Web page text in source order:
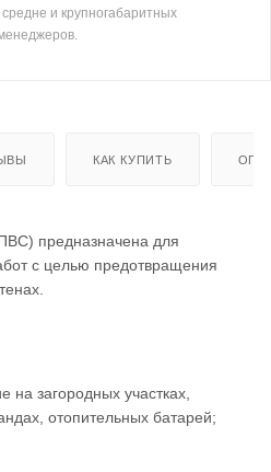
средне и крупногабаритных
КАК КУПИТЬ
предназначена для
с целью предотвращения
на загородных участках,
отопительных батарей;